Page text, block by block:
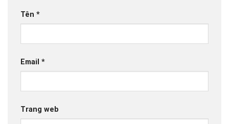
Tên *
Email *
Trang web